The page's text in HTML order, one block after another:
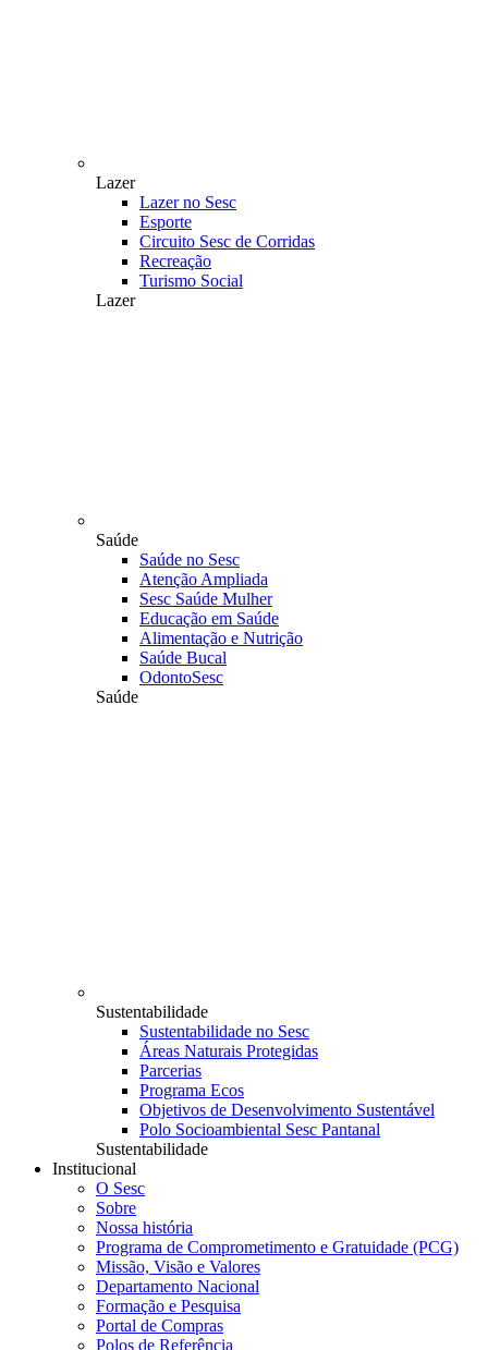
Lazer
Lazer no Sesc
Esporte
Circuito Sesc de Corridas
Recreação
Turismo Social
Lazer
Saúde
Saúde no Sesc
Atenção Ampliada
Sesc Saúde Mulher
Educação em Saúde
Alimentação e Nutrição
Saúde Bucal
OdontoSesc
Saúde
Sustentabilidade
Sustentabilidade no Sesc
Áreas Naturais Protegidas
Parcerias
Programa Ecos
Objetivos de Desenvolvimento Sustentável
Polo Socioambiental Sesc Pantanal
Sustentabilidade
Institucional
O Sesc
Sobre
Nossa história
Programa de Comprometimento e Gratuidade (PCG)
Missão, Visão e Valores
Departamento Nacional
Formação e Pesquisa
Portal de Compras
Polos de Referência